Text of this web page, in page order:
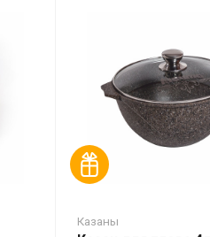
Казаны